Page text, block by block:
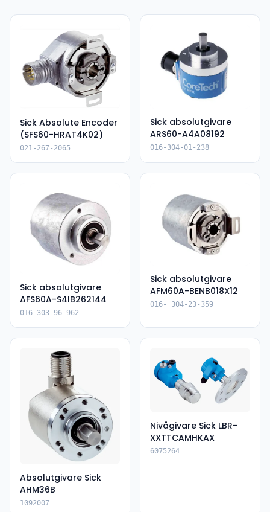
Sick Absolute Encoder
(SFS60-HRAT4K02)
021-267-2065
Sick absolutgivare
ARS60-A4A08192
016-304-01-238
Sick absolutgivare
AFS60A-S4IB262144
016-303-96-962
Sick absolutgivare
AFM60A-BENB018X12
016- 304-23-359
Absolutgivare Sick
AHM36B
1092007
Nivågivare Sick LBR-
XXTTCAMHKAX
6075264